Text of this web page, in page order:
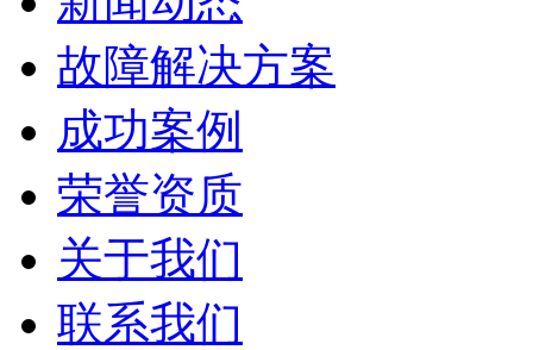
故障解决方案
成功案例
荣誉资质
关于我们
联系我们